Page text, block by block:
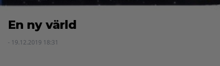
En ny värld
- 19.12.2019 18:31